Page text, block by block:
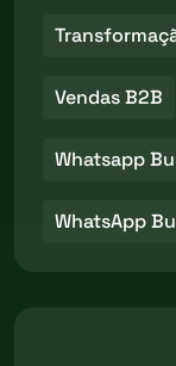
Vendas B2B
Whatsapp
WhatsApp